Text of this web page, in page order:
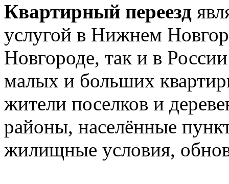
Квартирный переезд
услугой в Нижнем
Новгороде, так и в
малых и больших
жители поселков и
районы, населённые
жилищные условия,